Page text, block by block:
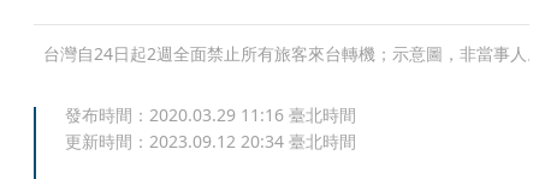
台灣自24日起2週全面禁止所有旅客來台轉機；示意圖，非當事人
發布時間： 2020.03.29 11:16 臺北時間
更新時間： 2023.09.12 20:34 臺北時間